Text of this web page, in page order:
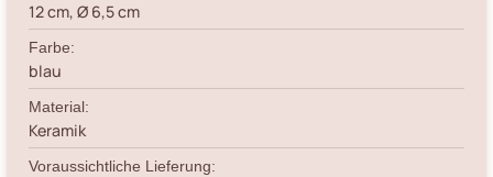
12 cm, Ø 6,5 cm
Farbe:
blau
Material:
Keramik
Voraussichtliche Lieferung: